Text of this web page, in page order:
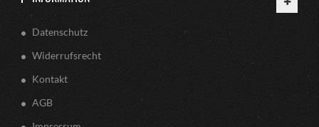
Datenschutz
Widerrufsrecht
Kontakt
AGB